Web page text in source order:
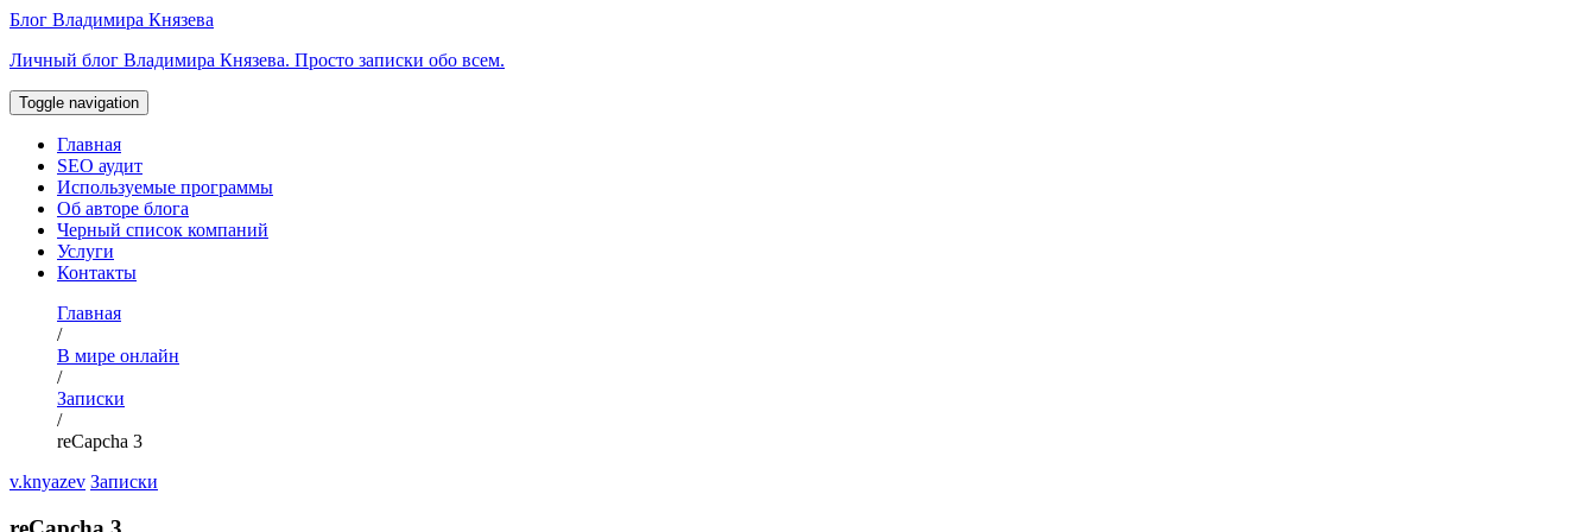
Перейти
содержимому
Блог Владимира Князева
Личный блог Владимира Князева. Просто записки обо всем.
Toggle navigation
Главная
SEO аудит
Используемые программы
Об авторе блога
Черный список компаний
Услуги
Контакты
Главная
/
В мире онлайн
/
Записки
/
reCapcha 3
v.knyazev Записки